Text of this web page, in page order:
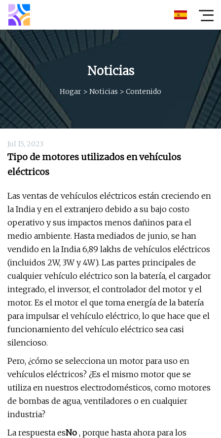
Noticias
Hogar > Noticias > Contenido
Jul 15, 2023
Tipo de motores utilizados en vehículos
eléctricos
Las ventas de vehículos eléctricos están creciendo en
la India y en el extranjero debido a su bajo costo
operativo y sus impactos menos dañinos para el
medio ambiente. Hasta mediados de junio, se han
vendido en la India 6,89 lakhs de vehículos eléctricos
(incluidos 2W, 3W y 4W). Las partes principales de
cualquier vehículo eléctrico son la batería, el cargador
integrado, el inversor, el controlador del motor y el
motor. Es el motor el que toma energía de la batería
para impulsar el vehículo eléctrico, lo que hace que el
funcionamiento del vehículo eléctrico sea casi
silencioso.
Pero, ¿cómo se selecciona un motor para uso en
vehículos eléctricos? ¿Es el mismo motor que se
utiliza en nuestros electrodomésticos, como motores
de bombas de agua, ventiladores o en cualquier
industria?
La respuesta esNo , porque hasta ahora para los